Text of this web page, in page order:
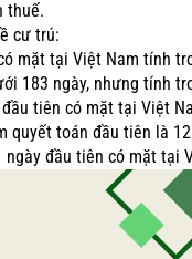
thuế.
cư trú:
mặt tại Việt Nam tính
183 ngày, nhưng tính
tiên có mặt tại Việt
quyết toán đầu tiên là
ngày đầu tiên có mặt tại